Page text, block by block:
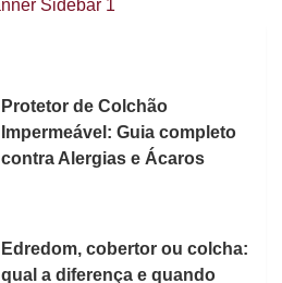
Protetor de Colchão
Impermeável: Guia completo
contra Alergias e Ácaros
Edredom, cobertor ou colcha:
qual a diferença e quando